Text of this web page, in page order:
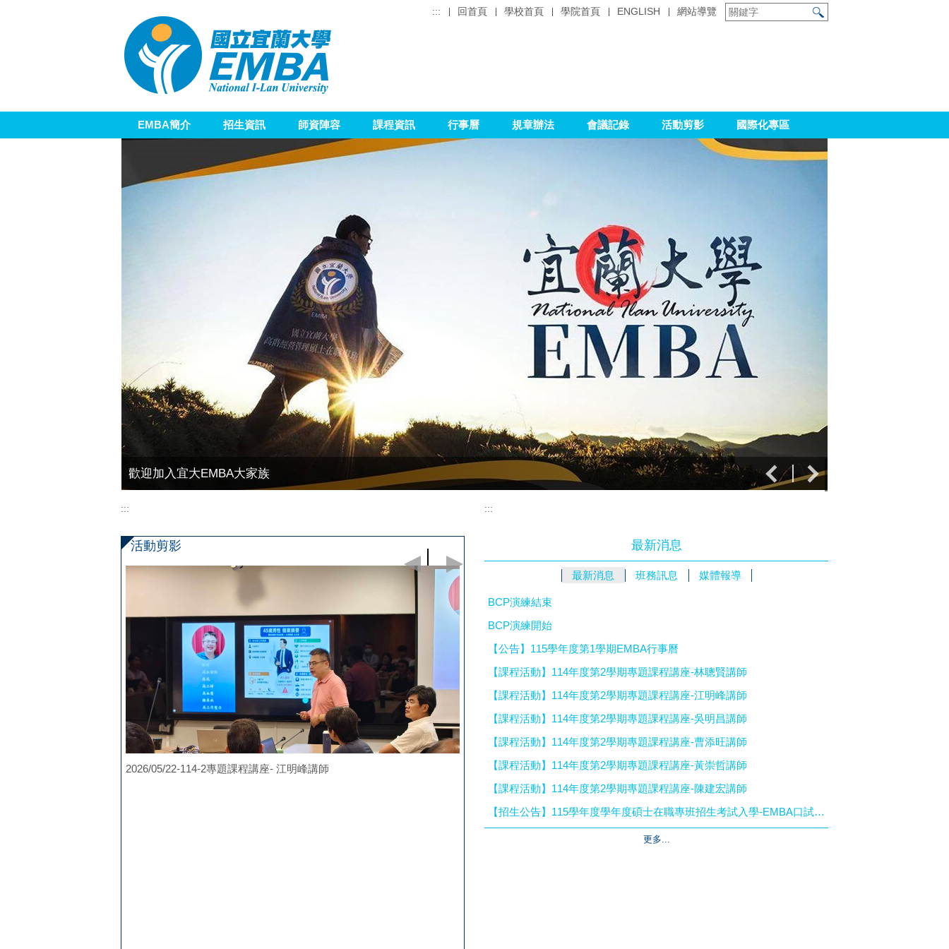
::: 回首頁 學校首頁 學院首頁 ENGLISH 網站導覽
EMBA簡介 招生資訊 師資陣容 課程資訊 行事曆 規章辦法 會議記錄 活動剪影 國際化專區
歡迎加入宜大EMBA大家族
:::
活動剪影
2026/05/22-114-2專題課程講座- 江明峰講師
2026/05/08-114-2專題課程講座- 吳明昌講師
:::
最新消息
最新消息 班務訊息 媒體報導
BCP演練結束
BCP演練開始
【公告】115學年度第1學期EMBA行事曆
【課程活動】114年度第2學期專題課程講座-林聰賢講師
【課程活動】114年度第2學期專題課程講座-江明峰講師
【課程活動】114年度第2學期專題課程講座-吳明昌講師
【課程活動】114年度第2學期專題課程講座-曹添旺講師
【課程活動】114年度第2學期專題課程講座-黃崇哲講師
【課程活動】114年度第2學期專題課程講座-陳建宏講師
【招生公告】115學年度學年度碩士在職專班招生考試入學-EMBA口試梯次及注意事項
更多...